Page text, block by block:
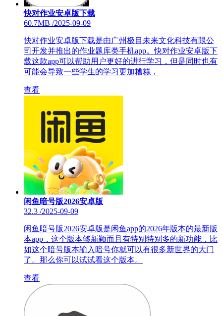
快对作业安卓版下载
60.7MB /2025-09-09
快对作业安卓版下载是由广州极目未来文化科技有限公
司开发并推出的作业题库类手机app。快对作业安卓版下
载这款app可以帮助用户更好的进行学习，但是同时也有
可能会导致一些学生的学习更加糟糕，
查看
闲鱼暗号版2026安卓版
32.3 /2025-09-09
闲鱼暗号版2026安卓版是闲鱼app的2026年版本的最新版
本app，这个版本够新颖而且有特别特别多的新功能，比
如这个暗号版本输入暗号你就可以有很多新世界的大门
了。那么你可以试试看这个版本。
查看